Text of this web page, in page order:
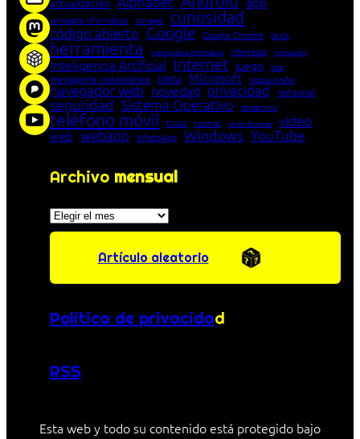
concepto informático consejo curiosidad
código abierto Google Google Chrome guía
herramienta historia de la Informática Informática innovación
Inteligencia Artificial Internet juego lista
mensajería instantánea Meta Microsoft Mozilla Firefox
navegador web novedad privacidad red social
seguridad Sistema Operativo streaming
teléfono móvil truco tutorial Unión Europea vídeo
web webapp WhatsApp Windows YouTube
Archivo mensual
Archivos
Artículo aleatorio
Política de privacidad
RSS
Esta web y todo su contenido está protegido bajo